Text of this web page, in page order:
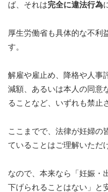
ば、それは完全に違法行為
厚生労働省も具体的な不利
す。
解雇や雇止め、降格や人事
減額、あるいは本人の同意
ることなど、いずれも禁止
ここまでで、法律が妊婦の
ていることはご理解いただ
なので、本来なら「妊娠・
下げられることはない」と